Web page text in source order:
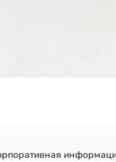
адаптируясь к разным